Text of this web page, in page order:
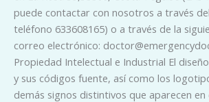
puede contactar con nosotros a través
teléfono 633608165) o a través de la
correo electrónico:
Propiedad Intelectual e Industrial El
y sus códigos fuente, así como los
demás signos distintivos que aparecen en